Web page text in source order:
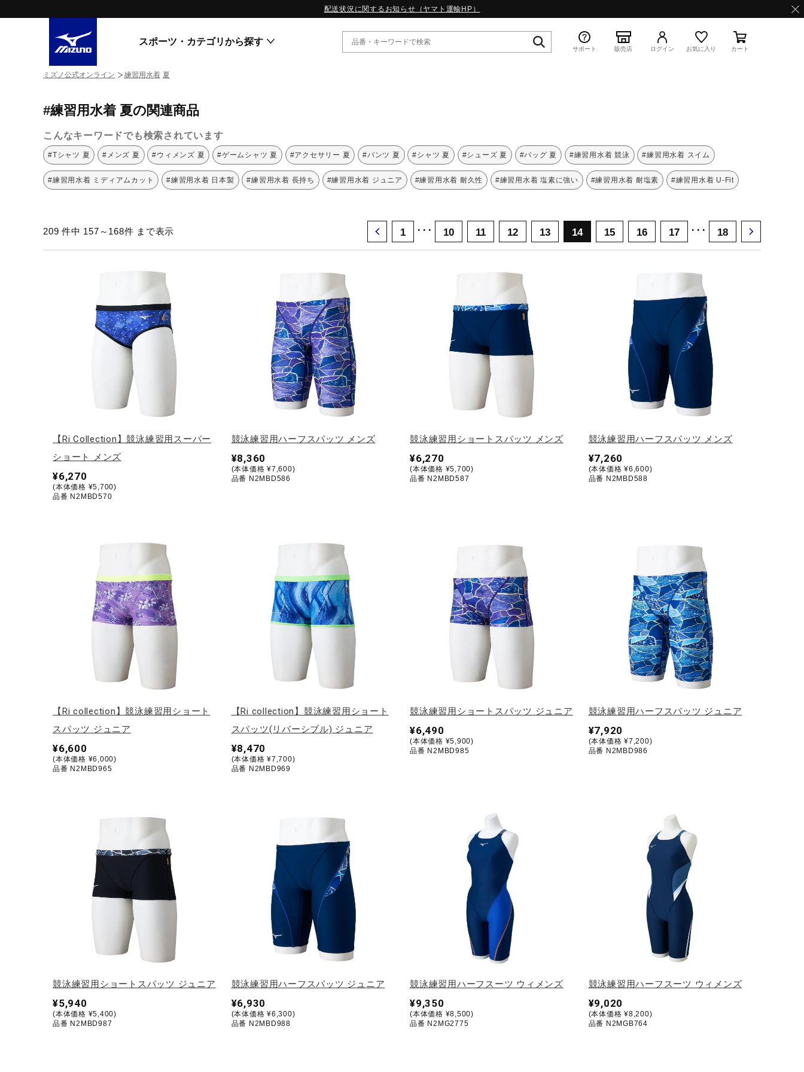
配送状況に関するお知らせ（ヤマト運輸HP）
スポーツ・カテゴリから探す
ライフスタイルウエア
ランニング
サッカー／フットサル
トレーニング
バドミントン
ウィンタースポーツ
ワーキング
ウォーキングシューズ
ライフスタイルグッズ
インナー
健康／エクササイズ
ジュニア／キッズ
WAVE PROPHECY
MORELIA LS
WAVE RIDER
MXR
ゴアテックス
W.PROPHECY1｜特集
WP MAGIC MITA｜特集
WP STRAP｜特集
スペシャルカラーパック｜特集
スニーカー商品をすべて見る
サポート 販売店 ログイン お気に入り カート
ミズノ公式オンライン 練習用水着 夏
#練習用水着 夏の関連商品
こんなキーワードでも検索されています
#Tシャツ 夏 #メンズ 夏 #ウィメンズ 夏 #ゲームシャツ 夏 #アクセサリー 夏 #パンツ 夏 #シャツ 夏 #シューズ 夏 #バッグ 夏 #練習用水着 競泳 #練習用水着 スイム
#練習用水着 ミディアムカット #練習用水着 日本製 #練習用水着 長持ち #練習用水着 ジュニア #練習用水着 耐久性 #練習用水着 塩素に強い #練習用水着 耐塩素 #練習用水着 U-Fit
209 件中 157～168件 まで表示 1 ･･･ 10 11 12 13 14 15 16 17 ･･･ 18
【Ri Collection】競泳練習用スーパー
ショート メンズ
¥6,270
(本体価格 ¥5,700)
品番 N2MBD570
競泳練習用ハーフスパッツ メンズ
¥8,360
(本体価格 ¥7,600)
品番 N2MBD586
競泳練習用ショートスパッツ メンズ
¥6,270
(本体価格 ¥5,700)
品番 N2MBD587
競泳練習用ハーフスパッツ メンズ
¥7,260
(本体価格 ¥6,600)
品番 N2MBD588
【Ri collection】競泳練習用ショート
スパッツ ジュニア
¥6,600
(本体価格 ¥6,000)
品番 N2MBD965
【Ri collection】競泳練習用ショート
スパッツ(リバーシブル) ジュニア
¥8,470
(本体価格 ¥7,700)
品番 N2MBD969
競泳練習用ショートスパッツ ジュニア
¥6,490
(本体価格 ¥5,900)
品番 N2MBD985
競泳練習用ハーフスパッツ ジュニア
¥7,920
(本体価格 ¥7,200)
品番 N2MBD986
競泳練習用ショートスパッツ ジュニア
¥5,940
(本体価格 ¥5,400)
品番 N2MBD987
競泳練習用ハーフスパッツ ジュニア
¥6,930
(本体価格 ¥6,300)
品番 N2MBD988
競泳練習用ハーフスーツ ウィメンズ
¥9,350
(本体価格 ¥8,500)
品番 N2MG2775
競泳練習用ハーフスーツ ウィメンズ
¥9,020
(本体価格 ¥8,200)
品番 N2MGB764